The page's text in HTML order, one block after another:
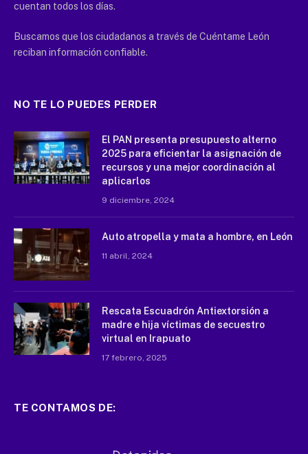
cuentan todos los días.
Buscamos que los ciudadanos a través de Cuéntame León
reciban información confiable.
NO TE LO PUEDES PERDER
El PAN presenta presupuesto alterno
2025 para eficientar la asignación de
recursos y una mejor coordinación al
aplicarlos
9 diciembre, 2024
Auto atropella y mata a hombre, en León
11 abril, 2024
Rescata Escuadrón Antiextorsión a
madre e hija víctimas de secuestro
virtual en Irapuato
17 febrero, 2025
TE CONTAMOS DE: